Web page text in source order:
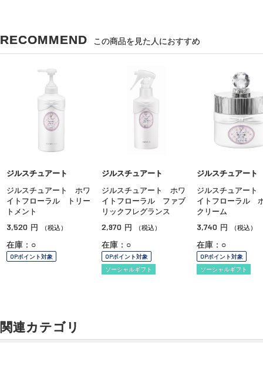
RECOMMEND この商品を見た人におすすめ
ジルスチュアート
ジルスチュアート ホワ
イトフローラル トリー
トメント
3,520 円 （税込）
在庫：○
OPポイント対象
ジルスチュアート
ジルスチュアート ホワ
イトフローラル ファブ
リックフレグランス
2,970 円 （税込）
在庫：○
OPポイント対象
ソーシャルギフト
ジルスチュアート
ジルスチュアー
イトフローラル
クリーム
3,740 円 （税込）
在庫：○
OPポイント対象
ソーシャルギフト
関連カテゴリ